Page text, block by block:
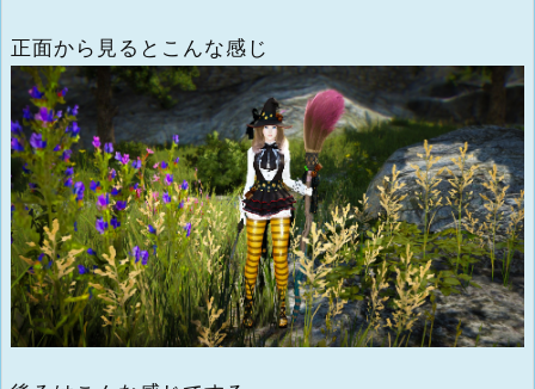
正面から見るとこんな感じ